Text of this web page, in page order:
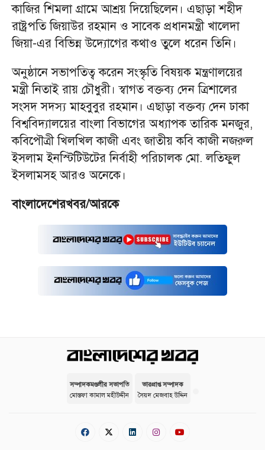
কাজির শিমলা গ্রামে আশ্রয় দিয়েছিলেন। এছাড়া শহীদ
রাষ্ট্রপতি জিয়াউর রহমান ও সাবেক প্রধানমন্ত্রী খালেদা
জিয়া-এর বিভিন্ন উদ্যোগের কথাও তুলে ধরেন তিনি।
অনুষ্ঠানে সভাপতিত্ব করেন সংস্কৃতি বিষয়ক মন্ত্রণালয়ের
মন্ত্রী নিতাই রায় চৌধুরী। স্বাগত বক্তব্য দেন ত্রিশালের
সংসদ সদস্য মাহবুবুর রহমান। এছাড়া বক্তব্য দেন ঢাকা
বিশ্ববিদ্যালয়ের বাংলা বিভাগের অধ্যাপক তারিক মনজুর,
কবিপৌত্রী খিলখিল কাজী এবং জাতীয় কবি কাজী নজরুল
ইসলাম ইনস্টিটিউটের নির্বাহী পরিচালক মো. লতিফুল
ইসলামসহ আরও অনেকে।
বাংলাদেশেরখবর/আরকে
সম্পাদকমণ্ডলীর সভাপতি
মোস্তফা কামাল মহীউদ্দীন
ভারপ্রাপ্ত সম্পাদক
সৈয়দ মেজবাহ উদ্দিন